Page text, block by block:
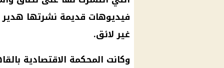
فيديوهات قديمة نشرتها
غير لائق.
وكانت المحكمة الاقتصادية